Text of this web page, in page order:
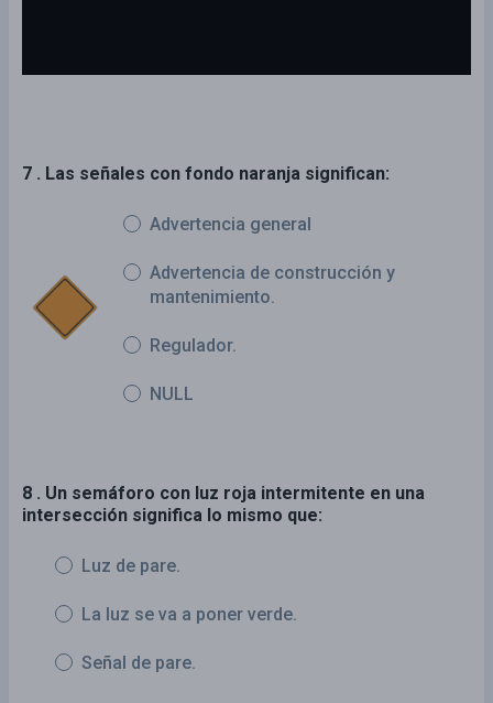
7 . Las señales con fondo naranja significan:
Advertencia general
Advertencia de construcción y
mantenimiento.
Regulador.
NULL
8 . Un semáforo con luz roja intermitente en una
intersección significa lo mismo que:
Luz de pare.
La luz se va a poner verde.
Señal de pare.